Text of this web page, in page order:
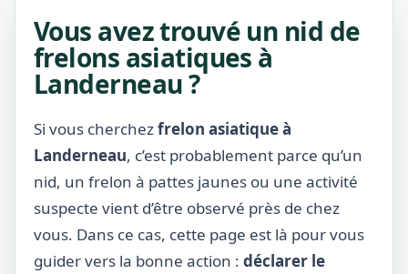
Vous avez trouvé un nid de
frelons asiatiques à
Landerneau ?
Si vous cherchezfrelon asiatique à
Landerneau, c’est probablement parce qu’un
nid, un frelon à pattes jaunes ou une activité
suspecte vient d’être observé près de chez
vous. Dans ce cas, cette page est là pour vous
guider vers la bonne action : déclarer le